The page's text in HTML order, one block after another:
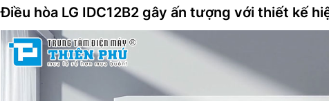
Điều hòa LG IDC12B2 gây ấn tượng với thiết kế